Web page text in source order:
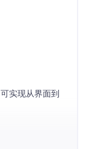
实现从界面到